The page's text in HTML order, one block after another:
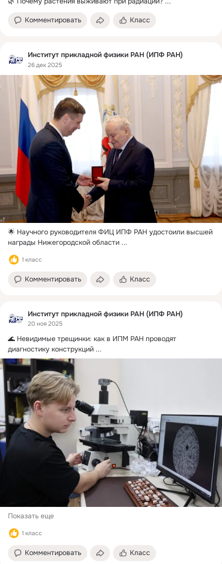
Комментировать Класс
Институт прикладной физики РАН (ИПФ РАН)
26 дек 2025
🌟 Научного руководителя ФИЦ ИПФ РАН удостоили высшей
награды Нижегородской области ...
1 класс
Комментировать Класс
Институт прикладной физики РАН (ИПФ РАН)
20 ноя 2025
🌊 Невидимые трещинки: как в ИПМ РАН проводят
диагностику конструкций ...
Показать еще
1 класс
Комментировать Класс